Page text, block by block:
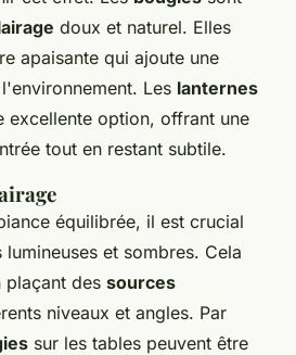
doux et naturel. Elles
apaisante qui ajoute une
Les lanternes
excellente option, offrant une
tout en restant subtile.
équilibrée, il est crucial
et sombres. Cela
plaçant des sources
niveaux et angles. Par
sur les tables peuvent être